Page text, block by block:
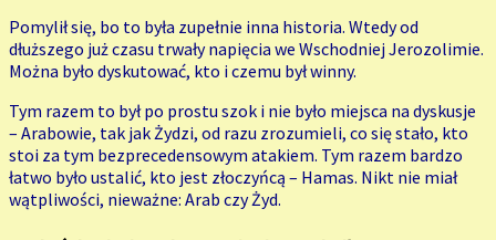
Pomylił się, bo to była zupełnie inna historia. Wtedy od
dłuższego już czasu trwały napięcia we Wschodniej Jerozolimie.
Można było dyskutować, kto i czemu był winny.
Tym razem to był po prostu szok i nie było miejsca na dyskusje
– Arabowie, tak jak Żydzi, od razu zrozumieli, co się stało, kto
stoi za tym bezprecedensowym atakiem. Tym razem bardzo
łatwo było ustalić, kto jest złoczyńcą – Hamas. Nikt nie miał
wątpliwości, nieważne: Arab czy Żyd.